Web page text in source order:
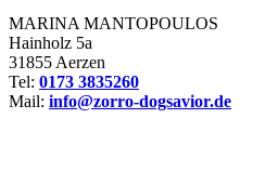
MARINA MANTOPOULOS
Hainholz 5a
31855 Aerzen
Tel: 0173 3835260
Mail: info@zorro-dogsavior.de